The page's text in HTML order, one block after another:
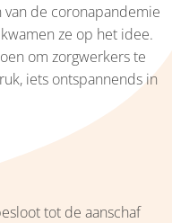
van de coronapandemie
ze op het idee.
om zorgwerkers te
iets ontspannends in
tot de aanschaf